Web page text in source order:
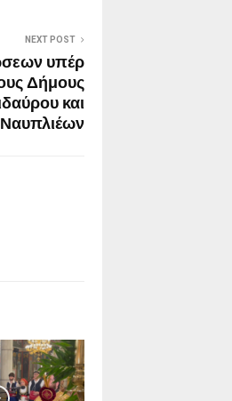
NEXT POST
υπέρ
Δήμους
και
Ναυπλιέων